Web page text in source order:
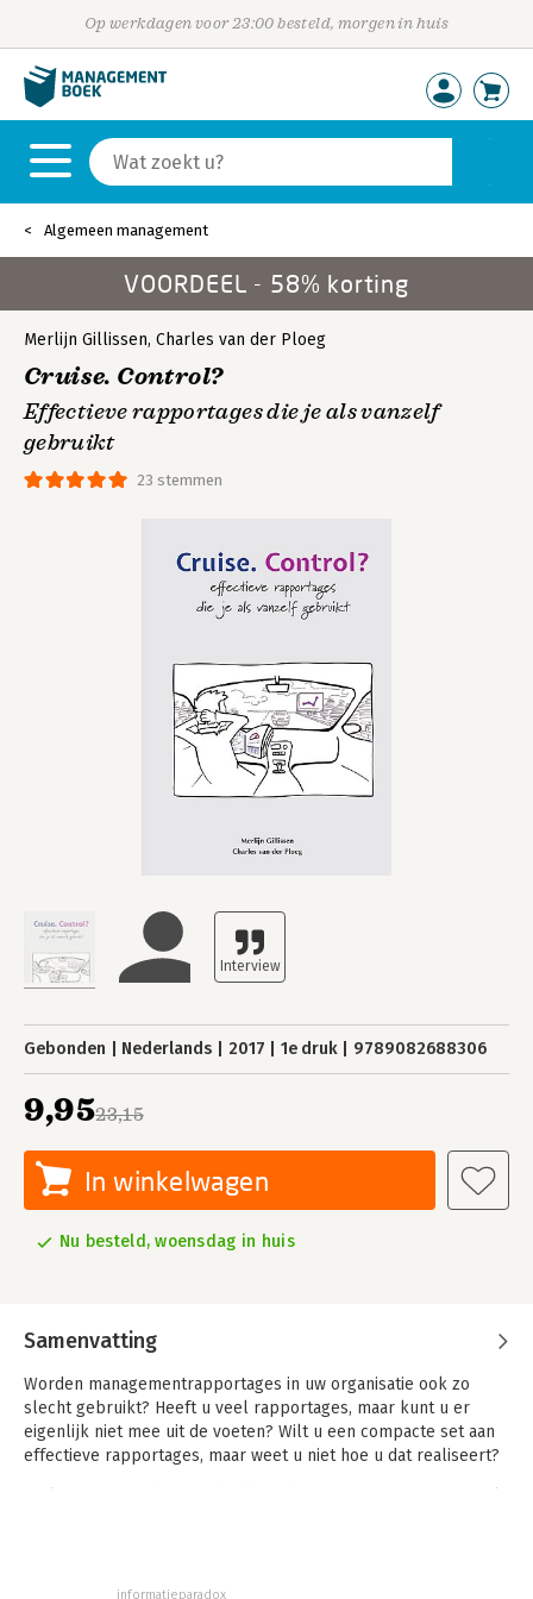
Op werkdagen voor 23:00 besteld, morgen in huis
Algemeen management
VOORDEEL - 58% korting
23 stemmen
Merlijn Gillissen, Charles van der Ploeg
Cruise. Control?
Effectieve rapportages die je als vanzelf
gebruikt
Gebonden Nederlands 2017 1e druk 9789082688306
23,15
9,95
In winkelwagen
Nu besteld, woensdag in huis
Samenvatting
Worden managementrapportages in uw organisatie ook zo
slecht gebruikt? Heeft u veel rapportages, maar kunt u er
eigenlijk niet mee uit de voeten? Wilt u een compacte set aan
effectieve rapportages, maar weet u niet hoe u dat realiseert?
weer dat managementrapportages nauwelijks worden
informatieparadox